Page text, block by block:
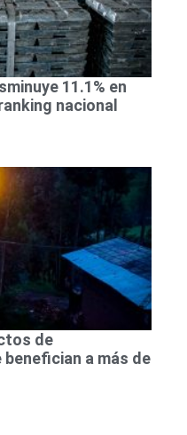
11.1% en
nacional
de
a más de